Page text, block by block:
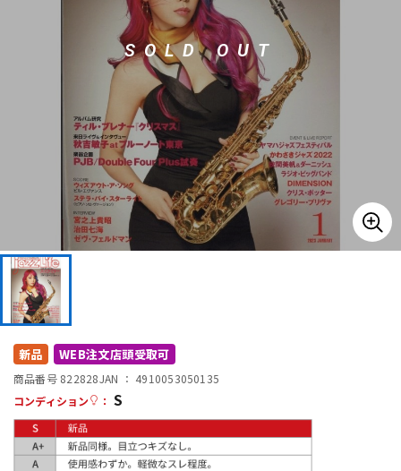
キーボード 電子ピアノ
管楽器 その他楽器
アンプ エフェクター
DJ機器
配信/ライブ機器
中古 ヴィンテージ
SOLD OUT
新品 WEB注文店頭受取可
商品番号 822828JAN ： 4910053050135
コンディション
： S